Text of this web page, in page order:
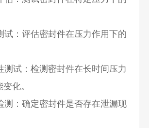
试：评估密封件在压力作用下的
测试：检测密封件在长时间压力
化。
测：确定密封件是否存在泄漏现